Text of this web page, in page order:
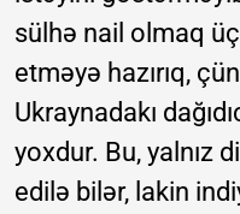
sülhə nail olmaq
etməyə hazırıq,
Ukraynadakı
yoxdur. Bu, yalnız
edilə bilər, lakin